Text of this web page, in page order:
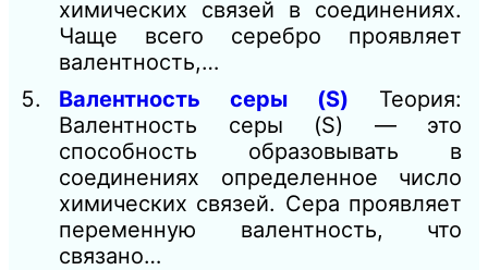
химических связей в соединениях.
Чаще всего серебро проявляет
валентность,…
Валентность серы (S) Теория:
Валентность серы (S) — это
способность образовывать в
соединениях определенное число
химических связей. Сера проявляет
переменную валентность, что
связано…